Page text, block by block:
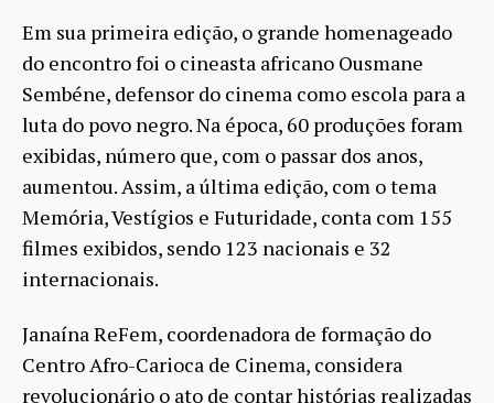
Em sua primeira edição, o grande homenageado
do encontro foi o cineasta africano Ousmane
Sembéne, defensor do cinema como escola para a
luta do povo negro. Na época, 60 produções foram
exibidas, número que, com o passar dos anos,
aumentou. Assim, a última edição, com o tema
Memória, Vestígios e Futuridade, conta com 155
filmes exibidos, sendo 123 nacionais e 32
internacionais.
Janaína ReFem, coordenadora de formação do
Centro Afro-Carioca de Cinema, considera
revolucionário o ato de contar histórias realizadas